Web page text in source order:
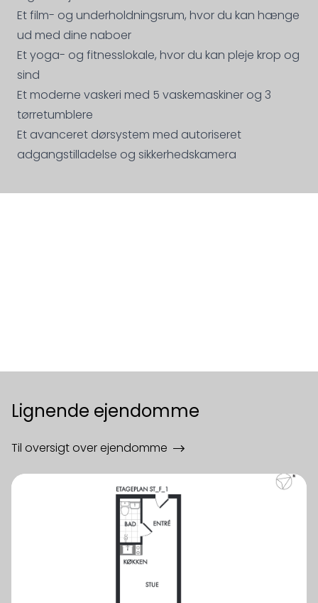
Et film- og underholdningsrum, hvor du kan hænge
ud med dine naboer
Et yoga- og fitnesslokale, hvor du kan pleje krop og
sind
Et moderne vaskeri med 5 vaskemaskiner og 3
tørretumblere
Et avanceret dørsystem med autoriseret
adgangstilladelse og sikkerhedskamera
Lignende ejendomme
Til oversigt over ejendomme